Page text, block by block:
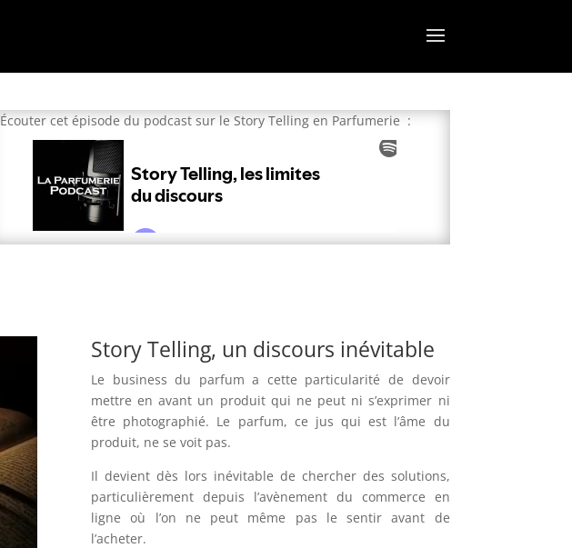
Écouter cet épisode du podcast sur le Story Telling en Parfumerie :
Story Telling, un discours inévitable
Le business du parfum a cette particularité de devoir
mettre en avant un produit qui ne peut ni s’exprimer ni
être photographié. Le parfum, ce jus qui est l’âme du
produit, ne se voit pas.
Il devient dès lors inévitable de chercher des solutions,
particulièrement depuis l’avènement du commerce en
ligne où l’on ne peut même pas le sentir avant de
l’acheter.